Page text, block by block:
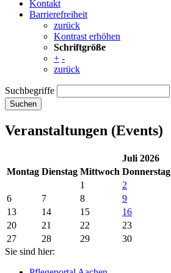
Kontakt
Barrierefreiheit
zurück
Kontrast erhöhen
Schriftgröße
+ -
zurück
Suchbegriffe
Suchen
Veranstaltungen (Events)
Juli 2026
Montag Dienstag Mittwoch Donnerstag
1
2
6
7 8 9
13
14 15 16
20
21 22 23
27
28 29 30
Sie sind hier: